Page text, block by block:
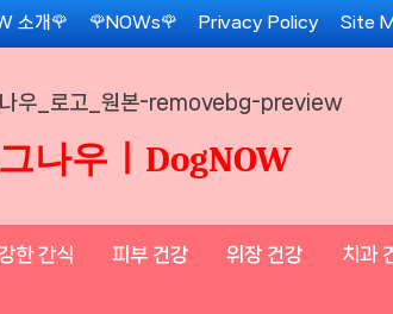
소개🌹 🌹NOWs🌹 Privacy Policy Site
나우ㅣDogNOW
한 간식 피부 건강 위장 건강 치과